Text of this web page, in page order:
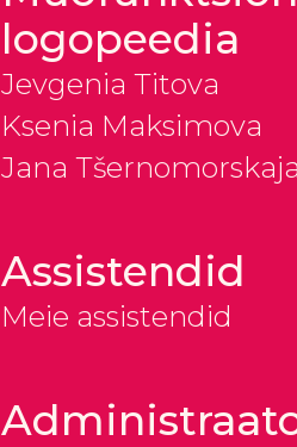
logopeedia
Jevgenia Titova
Ksenia Maksimova
Jana Tšernomorskaja
Assistendid
Meie assistendid